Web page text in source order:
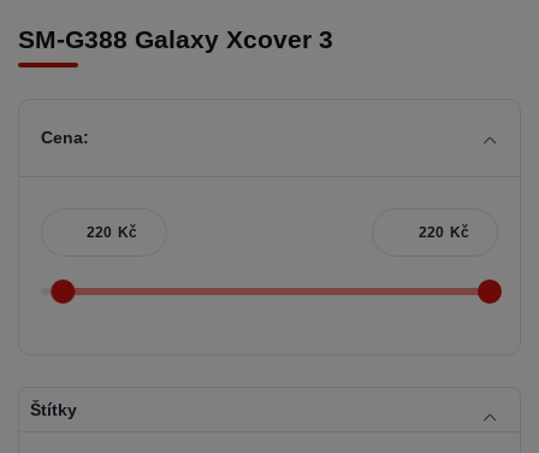
SM-G388 Galaxy Xcover 3
Cena:
Kč Kč
Štítky